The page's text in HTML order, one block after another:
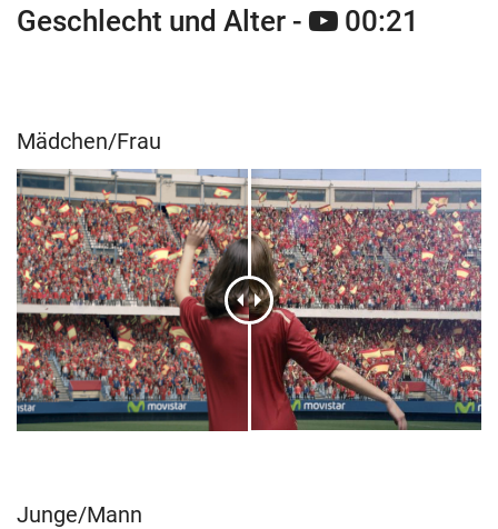
Geschlecht und Alter -
00:21
Mädchen/Frau
Junge/Mann